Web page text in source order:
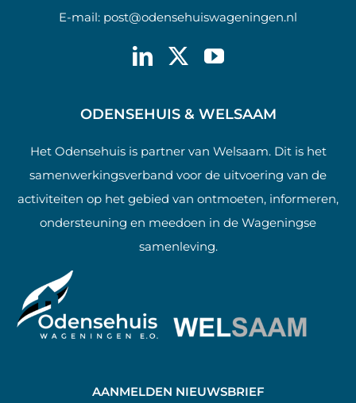
E-mail: post@odensehuiswageningen.nl
ODENSEHUIS & WELSAAM
Het Odensehuis is partner van Welsaam. Dit is het
samenwerkingsverband voor de uitvoering van de
activiteiten op het gebied van ontmoeten, informeren,
ondersteuning en meedoen in de Wageningse
samenleving.
AANMELDEN NIEUWSBRIEF